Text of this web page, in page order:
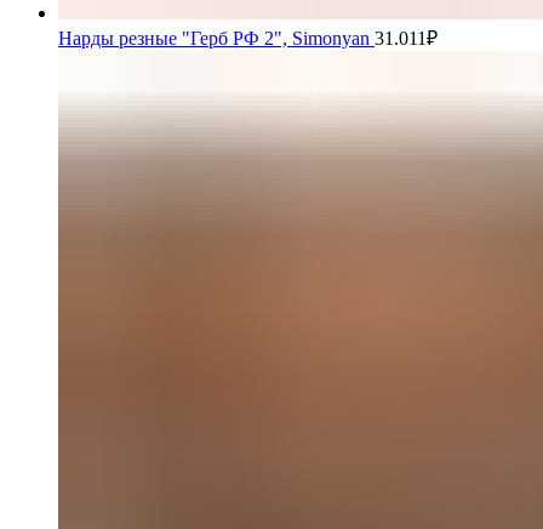
Нарды резные "Герб РФ 2", Simonyan 31.011₽